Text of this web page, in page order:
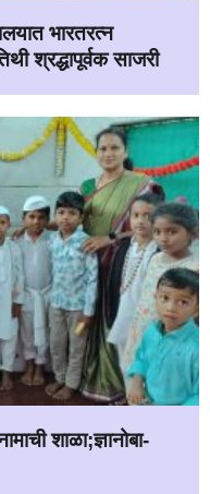
भारतरत्न
श्रद्धापूर्वक साजरी
शाळा;ज्ञानोबा-